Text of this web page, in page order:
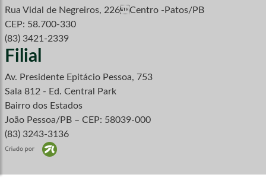
Rua Vidal de Negreiros, 226Centro -Patos/PB
CEP: 58.700-330
(83) 3421-2339
Filial
Av. Presidente Epitácio Pessoa, 753
Sala 812 - Ed. Central Park
Bairro dos Estados
João Pessoa/PB – CEP: 58039-000
(83) 3243-3136